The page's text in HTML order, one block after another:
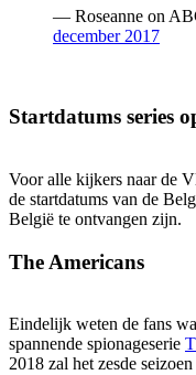
— Roseanne on
december 2017
Startdatums series
Voor alle kijkers naar de
de startdatums van de
België te ontvangen zijn.
The Americans
Eindelijk weten de fans
spannende spionageserie
2018 zal het zesde